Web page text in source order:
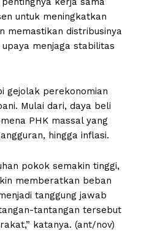
untuk meningkatkan
memastikan distribusinya
menjaga stabilitas
gejolak perekonomian
Mulai dari, daya beli
PHK massal yang
hingga inflasi.
pokok semakin tinggi,
memberatkan beban
tanggung jawab
tantangan tersebut
katanya. (ant/nov)